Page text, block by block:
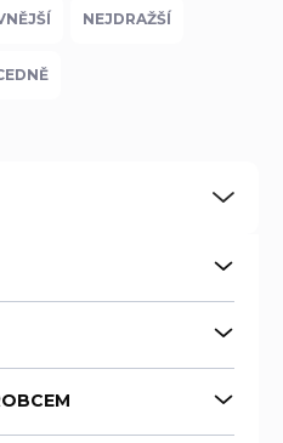
NEJDRAŽŠÍ